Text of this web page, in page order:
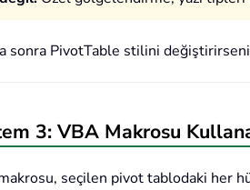
sonra PivotTable stilini
3: VBA Makrosu
seçilen pivot tablodaki her